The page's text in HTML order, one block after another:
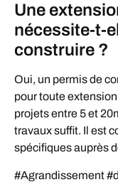
Une
nécessite-t-
construire ?
Oui, un permis de
pour toute
projets entre 5 et
travaux suffit. Il est
spécifiques auprès
#Agrandissement